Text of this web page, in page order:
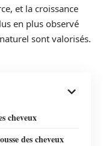
et la croissance
en plus observé
sont valorisés.
cheveux
des cheveux